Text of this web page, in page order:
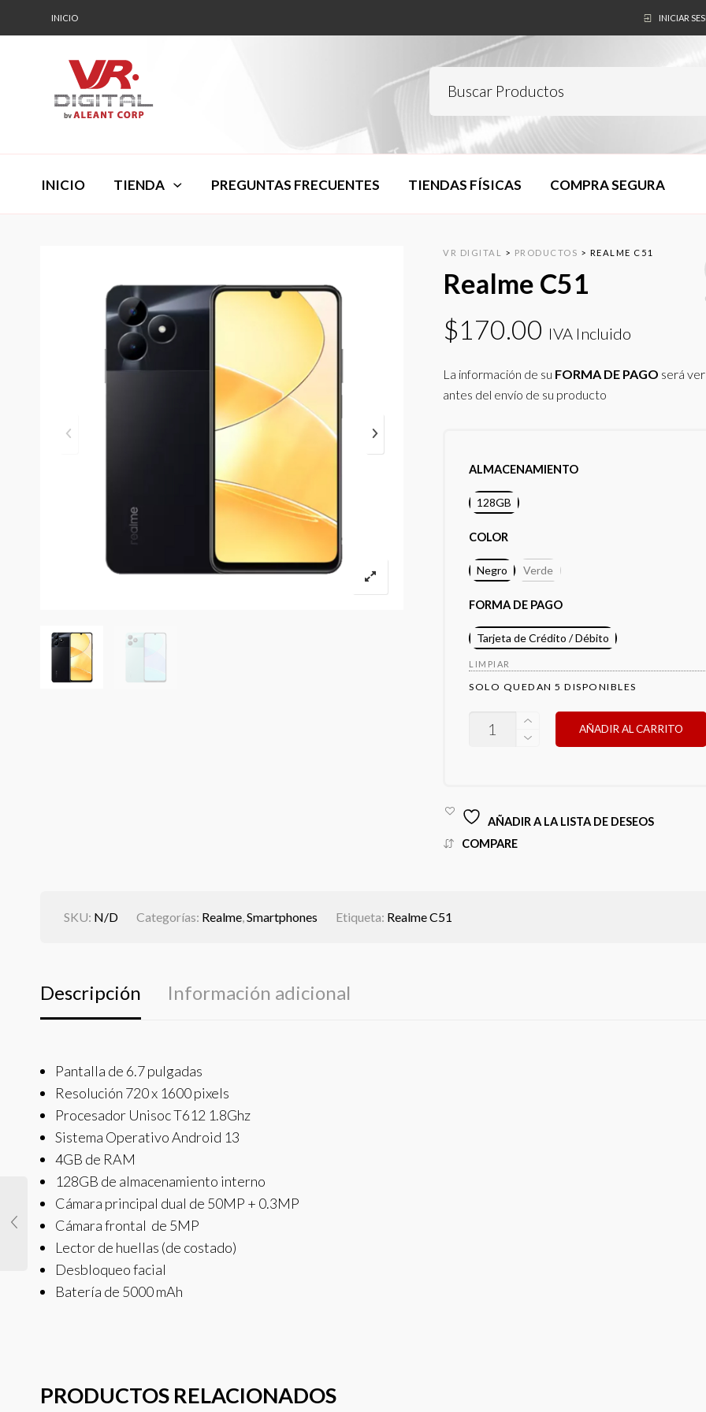
INICIO INICIAR
INICIO TIENDA PREGUNTAS FRECUENTES TIENDAS FÍSICAS COMPRA SEGURA
VR DIGITAL > PRODUCTOS > REALME C51
Realme C51
$170.00 IVA Incluido
La información de su FORMA DE PAGO será
antes del envío de su producto
ALMACENAMIENTO
128GB
COLOR
Negro Verde
FORMA DE PAGO
Tarjeta de Crédito / Débito
LIMPIAR
SOLO QUEDAN 5 DISPONIBLES
AÑADIR AL CARRITO
AÑADIR A LA LISTA DE DESEOS
COMPARE
SKU: N/D Categorías: Realme,Smartphones Etiqueta: Realme C51
Descripción Información adicional
Pantalla de 6.7 pulgadas
Resolución 720 x 1600 pixels
Procesador Unisoc T612 1.8Ghz
Sistema Operativo Android 13
4GB de RAM
128GB de almacenamiento interno
Cámara principal dual de 50MP + 0.3MP
Cámara frontal de 5MP
Lector de huellas (de costado)
Desbloqueo facial
Batería de 5000 mAh
PRODUCTOS RELACIONADOS